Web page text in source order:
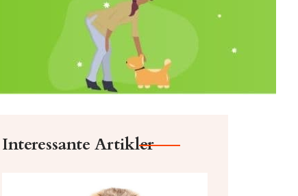
Interessante Artikler